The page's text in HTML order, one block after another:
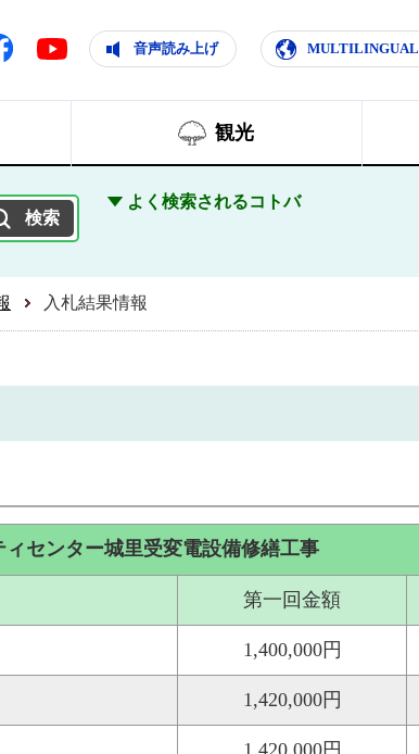
輝く住みよいまち
Facebook Youtube 音声読み上げ MULTILINGUAL
観光
よく検索されるコトバ
入札結果情報
センター城里受変電設備修繕工事
第一回金額
1,400,000円
1,420,000円
1,420,000円